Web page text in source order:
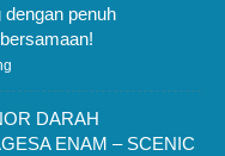
penuh
DARAH
ENAM – SCENIC